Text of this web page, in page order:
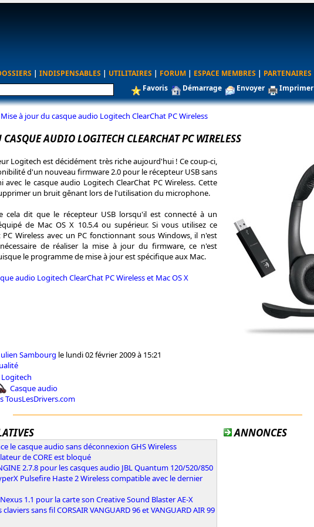
| INDISPENSABLES | UTILITAIRES | FORUM | ESPACE MEMBRES | PARTENAIRES
Favoris Démarrage Envoyer Imprimer
Mise à jour du casque audio Logitech ClearChat PC Wireless
AUDIO LOGITECH CLEARCHAT PC WIRELESS
Logitech est décidément très riche aujourd'hui ! Ce coup-ci,
d'un nouveau firmware 2.0 pour le récepteur USB sans
le casque audio Logitech ClearChat PC Wireless. Cette
un bruit gênant lors de l'utilisation du microphone.
cela dit que le récepteur USB lorsqu'il est connecté à un
de Mac OS X 10.5.4 ou supérieur. Si vous utilisez ce
PC Wireless avec un PC fonctionnant sous Windows, il n'est
de réaliser la mise à jour du firmware, ce n'est
le programme de mise à jour est spécifique aux Mac.
audio Logitech ClearChat PC Wireless et Mac OS X
Sambourg le lundi 02 février 2009 à 15:21
Logitech
Casque audio
TousLesDrivers.com
le casque audio sans déconnexion GHS Wireless
de CORE est bloqué
2.7.8 pour les casques audio JBL Quantum 120/520/850
Pulsefire Haste 2 Wireless compatible avec le dernier
1.1 pour la carte son Creative Sound Blaster AE-X
sans fil CORSAIR VANGUARD 96 et VANGUARD AIR 99
ANNONCES